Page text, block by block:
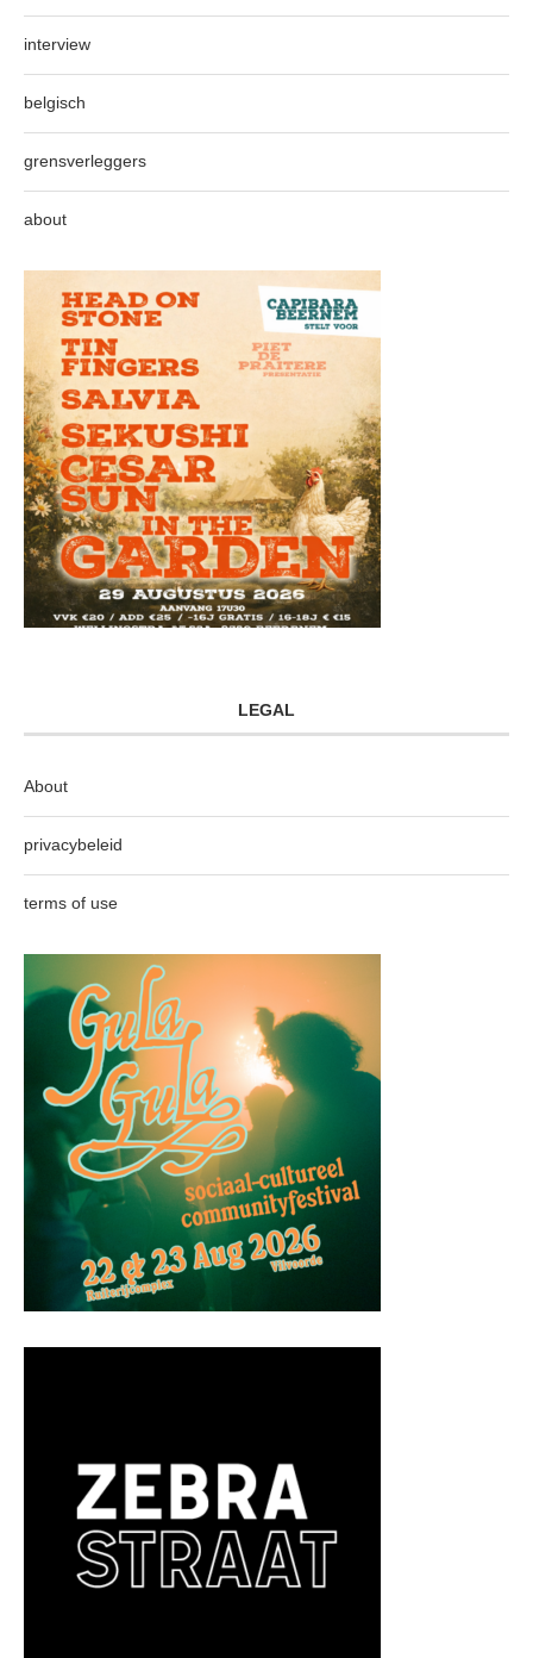
interview
belgisch
grensverleggers
about
LEGAL
About
privacybeleid
terms of use